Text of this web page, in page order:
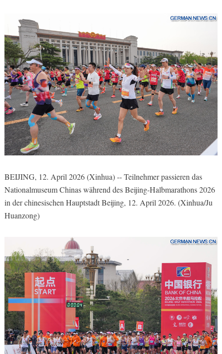
BEIJING, 12. April 2026 (Xinhua) -- Teilnehmer passieren das
Nationalmuseum Chinas während des Beijing-Halbmarathons 2026
in der chinesischen Hauptstadt Beijing, 12. April 2026. (Xinhua/Ju
Huanzong)